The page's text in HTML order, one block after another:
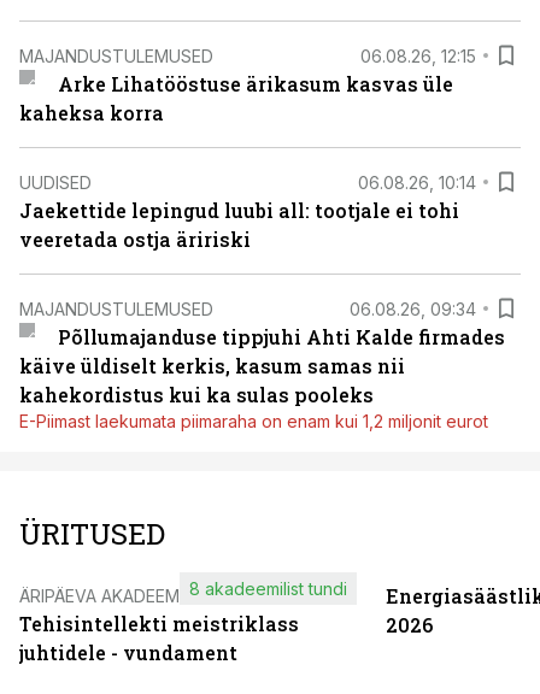
MAJANDUSTULEMUSED 06.08.26, 12:15
Arke Lihatööstuse ärikasum kasvas üle
kaheksa korra
UUDISED 06.08.26, 10:14
Jaekettide lepingud luubi all: tootjale ei tohi
veeretada ostja äririski
MAJANDUSTULEMUSED 06.08.26, 09:34
Põllumajanduse tippjuhi Ahti Kalde firmades
käive üldiselt kerkis, kasum samas nii
kahekordistus kui ka sulas pooleks
E-Piimast laekumata piimaraha on enam kui 1,2 miljonit eurot
ÜRITUSED
ÄRIPÄEVA AKADEEMIA
Tehisintellekti meistriklass
juhtidele - vundament
8 akadeemilist tundi
2026